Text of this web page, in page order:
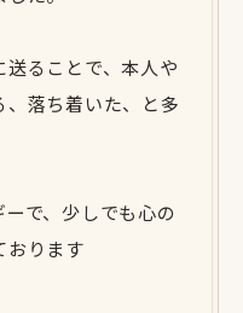
ることで、本人や
落ち着いた、と多
で、少しでも心の
おります